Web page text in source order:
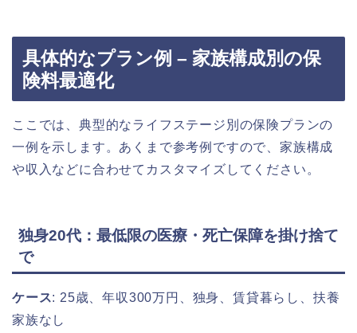
具体的なプラン例 – 家族構成別の保
険料最適化
ここでは、典型的なライフステージ別の保険プランの
一例を示します。あくまで参考例ですので、家族構成
や収入などに合わせてカスタマイズしてください。
独身20代：最低限の医療・死亡保障を掛け捨て
で
ケース: 25歳、年収300万円、独身、賃貸暮らし、扶養
家族なし